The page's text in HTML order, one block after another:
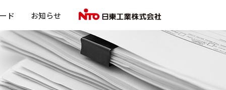
ド お知らせ